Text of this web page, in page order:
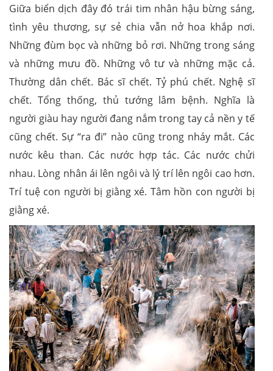
Giữa biển dịch đây đó trái tim nhân hậu bừng sáng,
tình yêu thương, sự sẻ chia vẫn nở hoa khắp nơi.
Những đùm bọc và những bỏ rơi. Những trong sáng
và những mưu đồ. Những vô tư và những mặc cả.
Thường dân chết. Bác sĩ chết. Tỷ phú chết. Nghệ sĩ
chết. Tổng thống, thủ tướng lâm bệnh. Nghĩa là
người giàu hay người đang nắm trong tay cả nền y tế
cũng chết. Sự “ra đi” nào cũng trong nháy mắt. Các
nước kêu than. Các nước hợp tác. Các nước chửi
nhau. Lòng nhân ái lên ngôi và lý trí lên ngôi cao hơn.
Trí tuệ con người bị giằng xé. Tâm hồn con người bị
giằng xé.